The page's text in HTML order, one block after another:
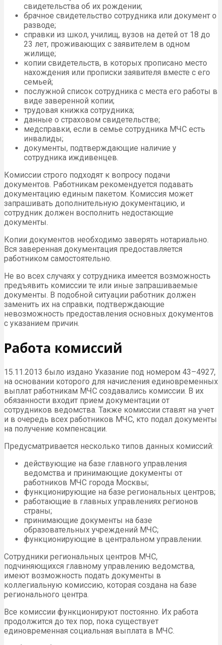
свидетельства об их рождении;
брачное свидетельство сотрудника или документ о
разводе;
справки из школ, училищ, вузов на детей от 18 до
23 лет, проживающих с заявителем в одном
жилище;
копии свидетельств, в которых прописано место
нахождения или прописки заявителя вместе с его
семьей;
послужной список сотрудника с места его работы в
виде заверенной копии;
трудовая книжка сотрудника;
данные о страховом свидетельстве;
медсправки, если в семье сотрудника МЧС есть
инвалиды;
документы, подтверждающие наличие у
сотрудника иждивенцев.
Комиссии строго подходят к вопросу подачи
документов. Работникам рекомендуется подавать
документацию единым пакетом. Комиссия может
запрашивать дополнительную документацию, и
сотрудник должен восполнить недостающие
документы.
Копии документов необходимо заверять нотариально.
Вся заверенная документация предоставляется
работником самостоятельно.
Не во всех случаях у сотрудника имеется возможность
предъявить комиссии те или иные запрашиваемые
документы. В подобной ситуации работник должен
заменить их на справки, подтверждающие
невозможность предоставления основных документов
с указанием причин.
Работа комиссий
15.11.2013 было издано Указание под номером 43–4927,
на основании которого для начисления единовременных
выплат работникам МЧС создавались комиссии. В их
обязанности входит прием документации от
сотрудников ведомства. Также комиссии ставят на учет
и в очередь всех работников МЧС, кто подал документы
на получение компенсации.
Предусматривается несколько типов данных комиссий:
действующие на базе главного управления
ведомства и принимающие документы от
работников МЧС города Москвы;
функционирующие на базе региональных центров;
работающие в главных управлениях регионов
страны;
принимающие документы на базе
образовательных учреждений МЧС;
функционирующие в центральном управлении.
Сотрудники региональных центров МЧС,
подчиняющихся главному управлению ведомства,
имеют возможность подать документы в
коллегиальную комиссию, которая создана на базе
регионального центра.
Все комиссии функционируют постоянно. Их работа
продолжится до тех пор, пока существует
единовременная социальная выплата в МЧС.